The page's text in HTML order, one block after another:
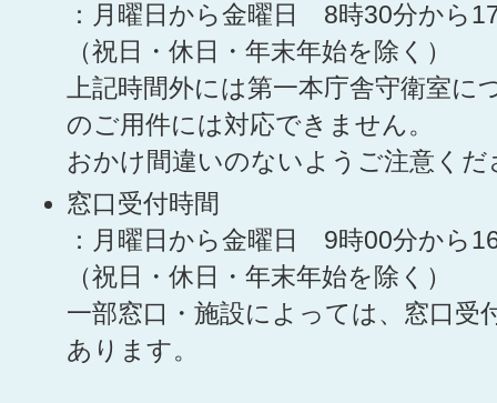
：月曜日から金曜日 8時30分から
（祝日・休日・年末年始を除く）
上記時間外には第一本庁舎守衛室に
のご用件には対応できません。
おかけ間違いのないようご注意くだ
窓口受付時間
：月曜日から金曜日 9時00分から
（祝日・休日・年末年始を除く）
一部窓口・施設によっては、窓口受
あります。